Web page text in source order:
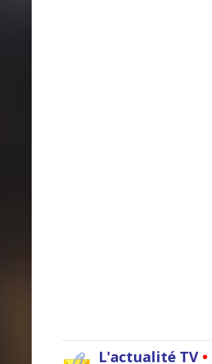
L'actualité TV •